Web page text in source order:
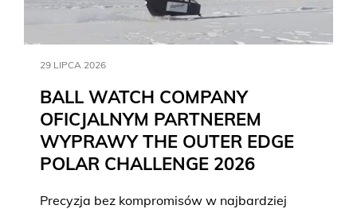
29 LIPCA 2026
BALL WATCH COMPANY
OFICJALNYM PARTNEREM
WYPRAWY THE OUTER EDGE
POLAR CHALLENGE 2026
Precyzja bez kompromisów w najbardziej